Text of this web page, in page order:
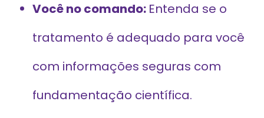
Você no comando: Entenda se o
tratamento é adequado para você
com informações seguras com
fundamentação científica.